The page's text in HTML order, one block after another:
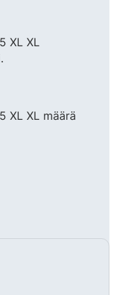
XL XL
XL XL määrä